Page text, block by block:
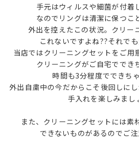
手元はウィルスや細菌が付着
なのでリングは清潔に保つこ
外出を控えたこの状況。クリー
これないですよね??それで
当店ではクリーニングセットをご用
クリーニングがご自宅ででき
時間も3分程度でできち
外出自粛中の今だからこそ後回しに
手入れを楽しみまし
また、クリーニングセットには素
できないものがあるのでご注